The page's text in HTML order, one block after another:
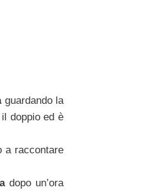
guardando la
doppio ed è
a raccontare
dopo un’ora